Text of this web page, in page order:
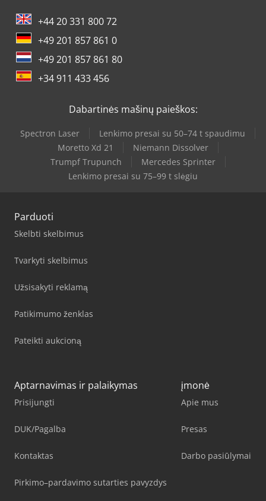
+44 20 331 800 72
+49 201 857 861 0
+49 201 857 861 80
+34 911 433 456
Dabartinės mašinų paieškos:
Spectron Laser
Lenkimo presai su 50–74 t spaudimu
Moretto Xd 21
Niemann Dissolver
Trumpf Trupunch
Mercedes Sprinter
Lenkimo presai su 75–99 t slėgiu
Parduoti
Skelbti skelbimus
Tvarkyti skelbimus
Užsisakyti reklamą
Patikimumo ženklas
Pateikti aukcioną
Aptarnavimas ir palaikymas
Prisijungti
DUK/Pagalba
Kontaktas
Pirkimo–pardavimo sutarties pavyzdys
įmonė
Apie mus
Presas
Darbo pasiūlymai